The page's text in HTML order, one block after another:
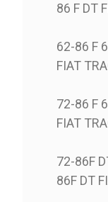
86 F DT
62-86 F
FIAT
72-86 F
FIAT
72-86F
86F DT